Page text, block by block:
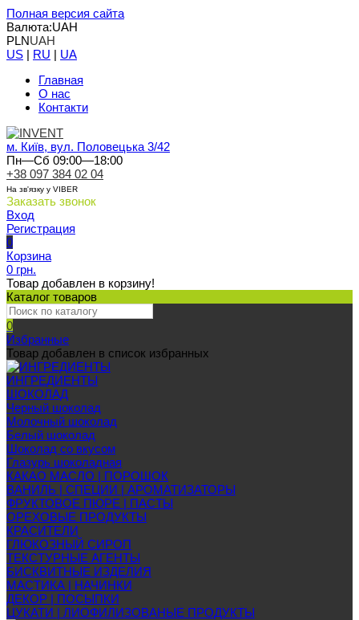
Полная версия сайта
Валюта:UAH
PLNUAH
US | RU | UA
Главная
О нас
Контакти
м. Київ, вул. Половецька 3/42
Пн—Сб 09:00—18:00
+38 097 384 02 04
На зв'язку у VIBER
Заказать звонок
Вход
Регистрация
0
Корзина
0 грн.
Товар добавлен в корзину!
Каталог товаров
0
Избранные
Товар добавлен в список избранных
ИНГРЕДИЕНТЫ
ШОКОЛАД
Черный шоколад
Молочный шоколад
Белый шоколад
Шоколад со вкусом
Глазурь шоколадная
КАКАО МАСЛО | ПОРОШОК
ВАНИЛЬ | СПЕЦИИ | АРОМАТИЗАТОРЫ
ФРУКТОВОЕ ПЮРЕ | ПАСТЫ
ОРЕХОВЫЕ ПРОДУКТЫ
КРАСИТЕЛИ
ГЛЮКОЗНЫЙ СИРОП
ТЕКСТУРНЫЕ АГЕНТЫ
БИСКВИТНЫЕ ИЗДЕЛИЯ
МАСТИКА | НАЧИНКИ
ДЕКОР | ПОСЫПКИ
ЦУКАТИ | ЛИОФИЛИЗОВАНЫЕ ПРОДУКТЫ